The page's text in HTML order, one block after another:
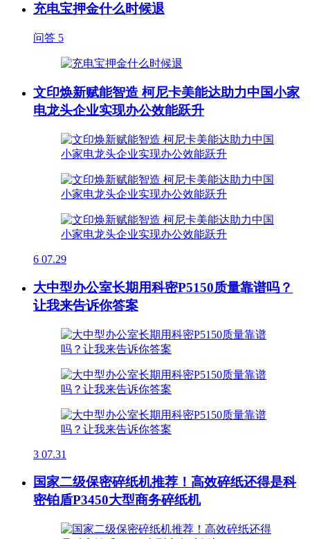
充电宝押金什么时候退
问答 5
文印焕新赋能智造 柯尼卡美能达助力中国小家
电龙头企业实现办公效能跃升
6 07.29
大中型办公室长期用科密P5150质量靠谱吗？
让我来告诉你答案
3 07.31
国家二级保密碎纸机推荐！高效碎纸还得是科
密铂盾P3450大型商务碎纸机